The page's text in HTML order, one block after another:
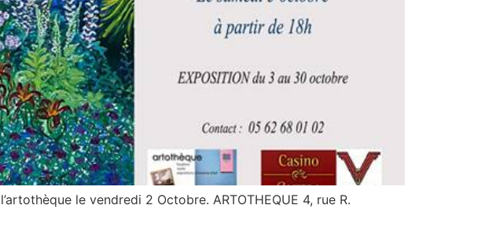
le vendredi 2 Octobre. ARTOTHEQUE 4, rue R.